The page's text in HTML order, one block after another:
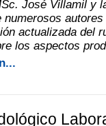
José Villamil y
numerosos
actualizada del
los aspectos